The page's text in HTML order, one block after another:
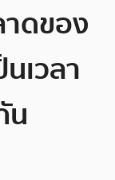
ดของ
เวลา
น